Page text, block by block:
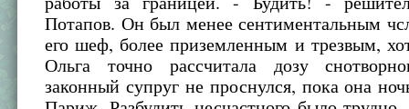
Потапов. Он был менее сентиментальным
его шеф, более приземленным и трезвым,
Ольга точно рассчитала дозу
законный супруг не проснулся, пока она